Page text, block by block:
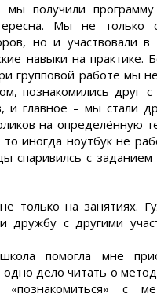
мы получили
Мы не только
но и участвовали в
навыки на практике.
групповой работе мы
познакомились друг с
и главное – мы стали
на определённую
иногда ноутбук не
спаривилсь с заданием
только на занятиях.
дружбу с другими
помогла мне
дело читать о
с